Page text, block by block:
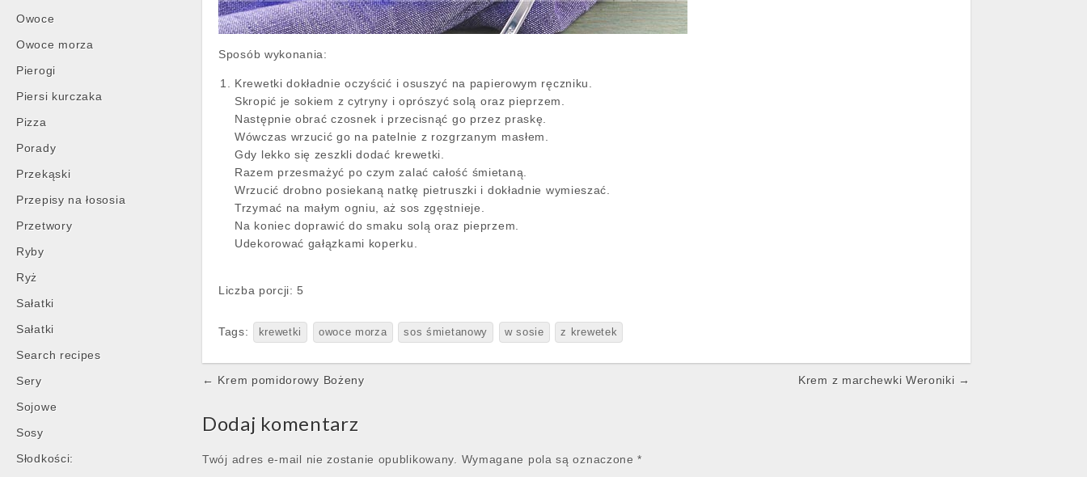
Owoce
Owoce morza
Pierogi
Piersi kurczaka
Pizza
Porady
Przekąski
Przepisy na łososia
Przetwory
Ryby
Ryż
Sałatki
Sałatki
Search recipes
Sery
Sojowe
Sosy
Słodkości:
Sposób wykonania:
Krewetki dokładnie oczyścić i osuszyć na papierowym ręczniku.
Skropić je sokiem z cytryny i oprószyć solą oraz pieprzem.
Następnie obrać czosnek i przecisnąć go przez praskę.
Wówczas wrzucić go na patelnie z rozgrzanym masłem.
Gdy lekko się zeszkli dodać krewetki.
Razem przesmażyć po czym zalać całość śmietaną.
Wrzucić drobno posiekaną natkę pietruszki i dokładnie wymieszać.
Trzymać na małym ogniu, aż sos zgęstnieje.
Na koniec doprawić do smaku solą oraz pieprzem.
Udekorować gałązkami koperku.
Liczba porcji: 5
Tags: krewetki owoce morza sos śmietanowy w sosie z krewetek
Post
← Krem pomidorowy Bożeny Krem z marchewki Weroniki →
Dodaj komentarz
Twój adres e-mail nie zostanie opublikowany. Wymagane pola są oznaczone*